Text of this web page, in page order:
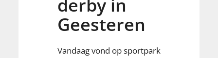
derby in
Geesteren
Vandaag vond op sportpark